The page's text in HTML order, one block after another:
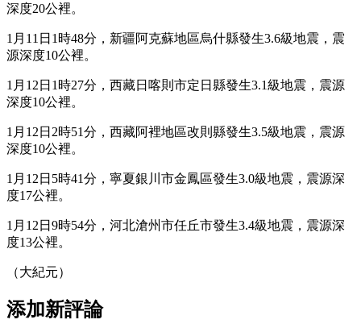
深度20公裡。
1月11日1時48分，新疆阿克蘇地區烏什縣發生3.6級地震，震
源深度10公裡。
1月12日1時27分，西藏日喀則市定日縣發生3.1級地震，震源
深度10公裡。
1月12日2時51分，西藏阿裡地區改則縣發生3.5級地震，震源
深度10公裡。
1月12日5時41分，寧夏銀川市金鳳區發生3.0級地震，震源深
度17公裡。
1月12日9時54分，河北滄州市任丘市發生3.4級地震，震源深
度13公裡。
（大紀元）
添加新評論